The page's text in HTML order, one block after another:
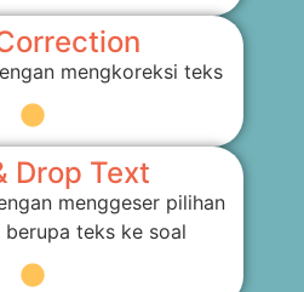
mengkoreksi teks
Drop Text
menggeser pilihan
berupa teks ke soal